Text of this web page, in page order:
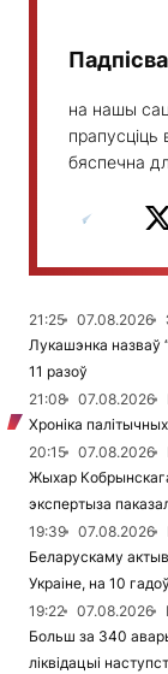
на нашы
прапусціць
бяспечна
21:25 07.08.2026
Лукашэнка назваў
11 разоў
21:08
07.08.2026
Хроніка
20:15
07.08.2026
Жыхар
экспертыза
19:39
07.08.2026
Беларускаму
Украіне, на 10
19:22
07.08.2026
Больш за 340
ліквідацыі